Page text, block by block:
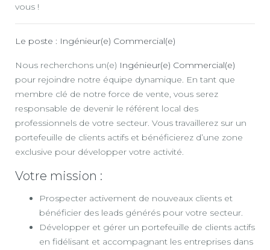
vous !
Le poste : Ingénieur(e) Commercial(e)
Nous recherchons un(e) Ingénieur(e) Commercial(e)
pour rejoindre notre équipe dynamique. En tant que
membre clé de notre force de vente, vous serez
responsable de devenir le référent local des
professionnels de votre secteur. Vous travaillerez sur un
portefeuille de clients actifs et bénéficierez d’une zone
exclusive pour développer votre activité.
Votre mission :
Prospecter activement de nouveaux clients et
bénéficier des leads générés pour votre secteur.
Développer et gérer un portefeuille de clients actifs
en fidélisant et accompagnant les entreprises dans